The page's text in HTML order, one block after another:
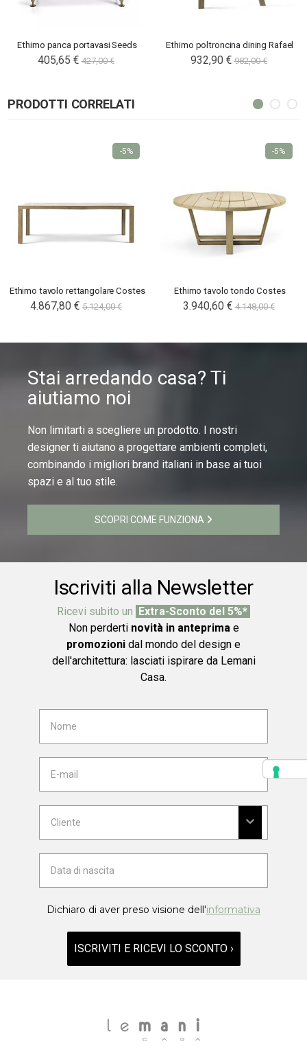
Ethimo panca portavasi Seeds
405,65 € 427,00 €
Ethimo poltroncina dining Rafael
932,90 € 982,00 €
PRODOTTI CORRELATI
Ethimo tavolo rettangolare Costes
4.867,80 € 5.124,00 €
-5%
Ethimo tavolo tondo Costes
3.940,60 € 4.148,00 €
-5%
Stai arredando casa? Ti
aiutiamo noi
Non limitarti a scegliere un prodotto. I nostri
designer ti aiutano a progettare ambienti completi,
combinando i migliori brand italiani in base ai tuoi
spazi e al tuo stile.
SCOPRI COME FUNZIONA
Iscriviti alla Newsletter
Ricevi subito un Extra-Sconto del 5%*
Non perderti novità in anteprima e
promozioni dal mondo del design e
dell'architettura: lasciati ispirare da Lemani
Casa.
Dichiaro di aver preso visione dell'informativa
ISCRIVITI E RICEVI LO SCONTO ›